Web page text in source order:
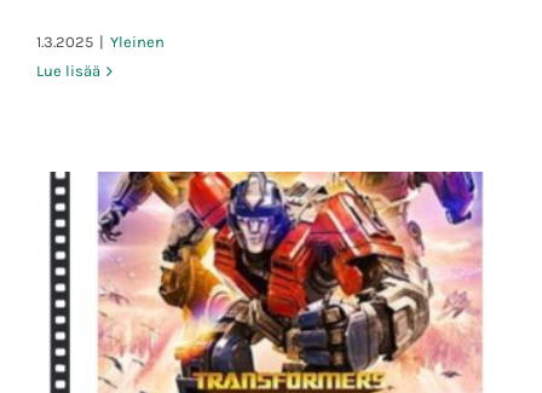
1.3.2025 | Yleinen
Lue lisää